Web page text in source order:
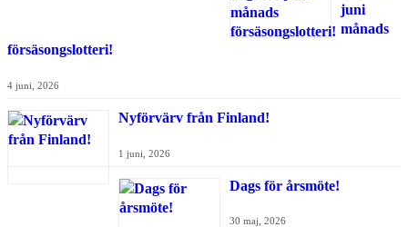
juni
månads
försäsongslotteri!
4 juni, 2026
Nyförvärv från Finland!
1 juni, 2026
Dags för årsmöte!
30 maj, 2026